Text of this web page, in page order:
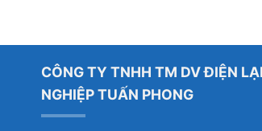
CÔNG TY TNHH TM DV ĐIỆN
NGHIỆP TUẤN PHONG